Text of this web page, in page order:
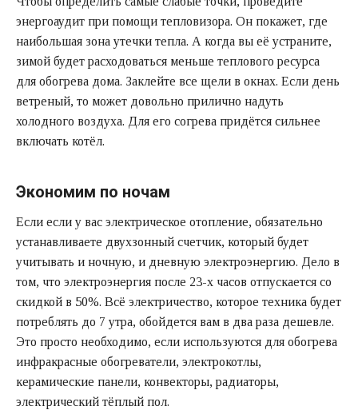
энергоаудит при помощи тепловизора. Он покажет, где
наибольшая зона утечки тепла. А когда вы её устраните,
зимой будет расходоваться меньше теплового ресурса
для обогрева дома. Заклейте все щели в окнах. Если день
ветреный, то может довольно прилично надуть
холодного воздуха. Для его согрева придётся сильнее
включать котёл.
Экономим по ночам
Если если у вас электрическое отопление, обязательно
устанавливаете двухзонный счетчик, который будет
учитывать и ночную, и дневную электроэнергию. Дело в
том, что электроэнергия после 23-х часов отпускается со
скидкой в 50%. Всё электричество, которое техника будет
потреблять до 7 утра, обойдется вам в два раза дешевле.
Это просто необходимо, если используются для обогрева
инфракрасные обогреватели, электрокотлы,
керамические панели, конвекторы, радиаторы,
электрический тёплый пол.